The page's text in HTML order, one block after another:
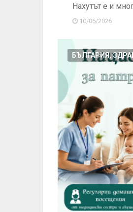
Нахутът е и
10/06/2026
БЪЛГАРИЯ,